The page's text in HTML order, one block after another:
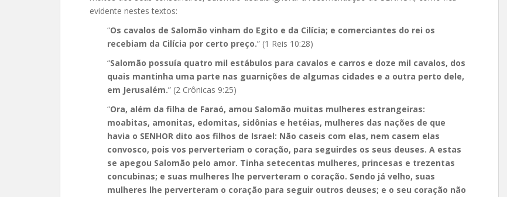
evidente nestes textos:
“Os cavalos de Salomão vinham do Egito e da Cilícia; e comerciantes do rei os
recebiam da Cilícia por certo preço.” (1 Reis 10:28)
“Salomão possuía quatro mil estábulos para cavalos e carros e doze mil cavalos, dos
quais mantinha uma parte nas guarnições de algumas cidades e a outra perto dele,
em Jerusalém.” (2 Crônicas 9:25)
“Ora, além da filha de Faraó, amou Salomão muitas mulheres estrangeiras:
moabitas, amonitas, edomitas, sidônias e hetéias, mulheres das nações de que
havia o SENHOR dito aos filhos de Israel: Não caseis com elas, nem casem elas
convosco, pois vos perverteriam o coração, para seguirdes os seus deuses. A estas
se apegou Salomão pelo amor. Tinha setecentas mulheres, princesas e trezentas
concubinas; e suas mulheres lhe perverteram o coração. Sendo já velho, suas
mulheres lhe perverteram o coração para seguir outros deuses; e o seu coração não